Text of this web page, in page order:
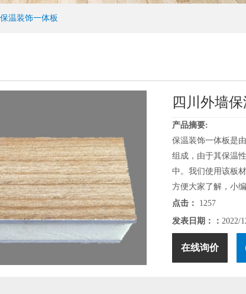
温装饰一体板
四川外墙
产品摘要:
保温装饰一体板是
组成，由于其保温
中。我们使用该板
方便大家了解，小
点击：
1257
发表日期：： 2022/
在线询价